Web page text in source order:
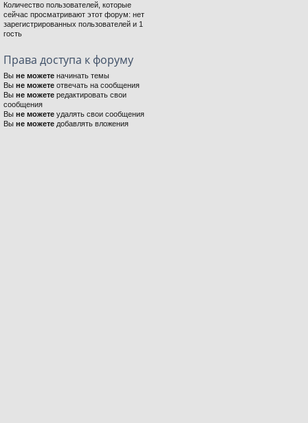
Количество пользователей, которые
сейчас просматривают этот форум: нет
зарегистрированных пользователей и 1
гость
Права доступа к форуму
Вы не можете начинать темы
Вы не можете отвечать на сообщения
Вы не можете редактировать свои
сообщения
Вы не можете удалять свои сообщения
Вы не можете добавлять вложения